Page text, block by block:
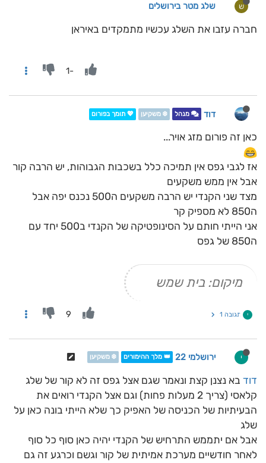
ש שלג מטר בירושלים
חברה עזבו את השלג עכשיו מתמקדים באיראן
-1
דוד מנהל ❄️ משקיען 💖 תומך בפורום
כאן זה פורום מזג אויר...
אז לגבי גפס אין תמיכה כלל בשכבות הגבוהות, יש הרבה קור
אבל אין ממש משקעים
מצד שני הקנדי יש הרבה משקעים ה500 נכנס יפה אבל
ה850 לא מספיק קר
אני הייתי חותם על הסינופטיקה של הקנדי ב500 יחד עם
ה850 של גפס
מיקום: בית שמש
י תגובה 1 9
י ירושלמי 22 👑 מלך ההימורים ❄️ משקיען
דוד בא נצנן קצת ונאמר שגם אצל גפס זה לא קור של שלג
קלאסי (צריך 2 מעלות פחות) וגם אצל הקנדי רואים את
הבעיתיות של הכניסה של האפיק כך שלא הייתי בונה כאן על
שלג
אבל אם יתממש התרחיש של הקנדי יהיה כאן סוף כל סוף
לאחר חודשיים מערכת אמיתית של קור וגשם וכרגע זה גם